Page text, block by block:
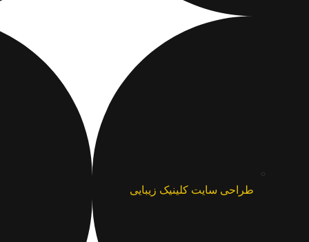
طراحی سایت کلینیک زیبایی